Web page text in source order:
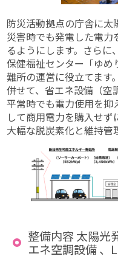
防災活動拠点の庁舎に太
災害時でも発電した電力
るようにします。さらに
保健福祉センター「ゆめ
難所の運営に役立てます。
併せて、省エネ設備（空
平常時でも電力使用を
して商用電力を購入せず
大幅な脱炭素化と維持管
整備内容 太陽
エネ空調設備 、